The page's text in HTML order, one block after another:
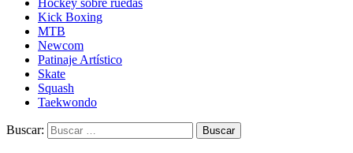
Hóckey sobre ruedas
Kick Boxing
MTB
Newcom
Patinaje Artístico
Skate
Squash
Taekwondo
Buscar: